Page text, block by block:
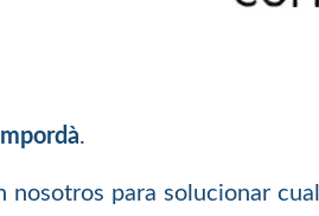
.
nosotros para solucionar